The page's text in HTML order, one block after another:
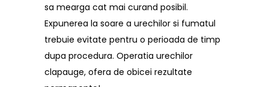
sa mearga cat mai curand posibil.
Expunerea la soare a urechilor si fumatul
trebuie evitate pentru o perioada de timp
dupa procedura. Operatia urechilor
clapauge, ofera de obicei rezultate